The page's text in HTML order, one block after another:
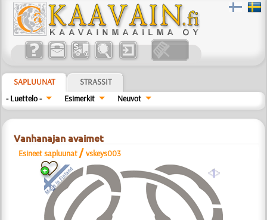
SAPLUUNAT
STRASSIT
- Luettelo -
Esimerkit Neuvot
Vanhanajan avaimet
Esineet sapluunat /vskeys003
a